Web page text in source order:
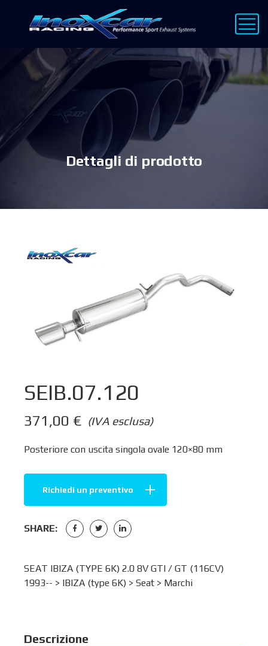
Dettagli di prodotto
SEIB.07.120
(IVA esclusa)
371,00 €
Posteriore con uscita singola ovale 120×80 mm
Richiedi un preventivo
SHARE:
SEAT IBIZA (TYPE 6K) 2.0 8V GTI / GT (116CV)
1993-- > IBIZA (type 6K) > Seat > Marchi
Descrizione